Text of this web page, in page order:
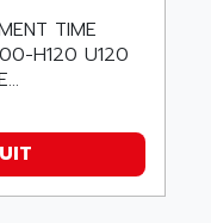
TIME
H120 U120